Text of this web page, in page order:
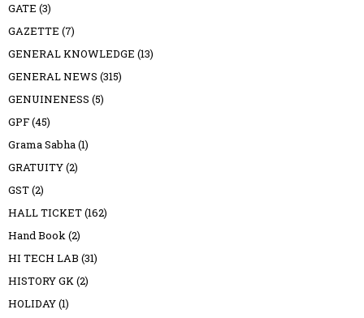
GATE (3)
GAZETTE (7)
GENERAL KNOWLEDGE (13)
GENERAL NEWS (315)
GENUINENESS (5)
GPF(45)
Grama Sabha(1)
GRATUITY(2)
GST(2)
HALL TICKET(162)
Hand Book(2)
HI TECH LAB (31)
HISTORY GK(2)
HOLIDAY(1)